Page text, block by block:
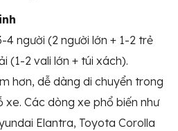
4 người (2 người lớn + 1-2 trẻ
(1-2 vali lớn + túi xách).
hơn, dễ dàng di chuyển trong
xe. Các dòng xe phổ biến như
Elantra, Toyota Corolla